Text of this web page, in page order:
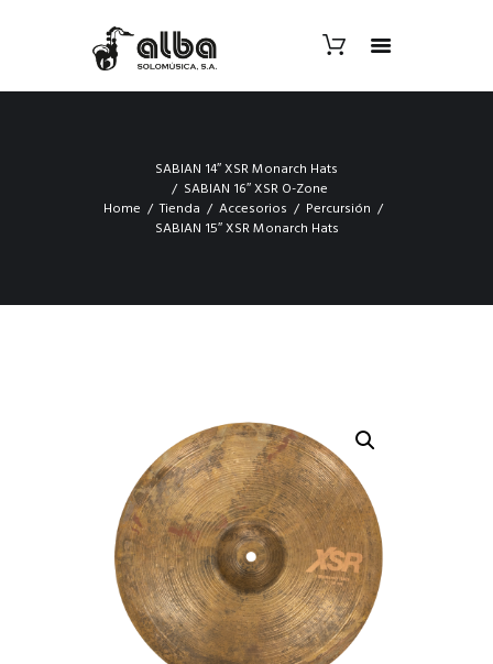
SABIAN 14″ XSR Monarch Hats
SABIAN 16″ XSR O-Zone
Home
Tienda Accesorios
Percursión
SABIAN 15″ XSR Monarch Hats